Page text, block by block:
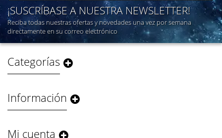
¡SUSCRÍBASE A NUESTRA NEWSLETTER!
Reciba todas nuestras ofertas y novedades una vez por semana
directamente en su correo electrónico
Categorías
Información
Mi cuenta